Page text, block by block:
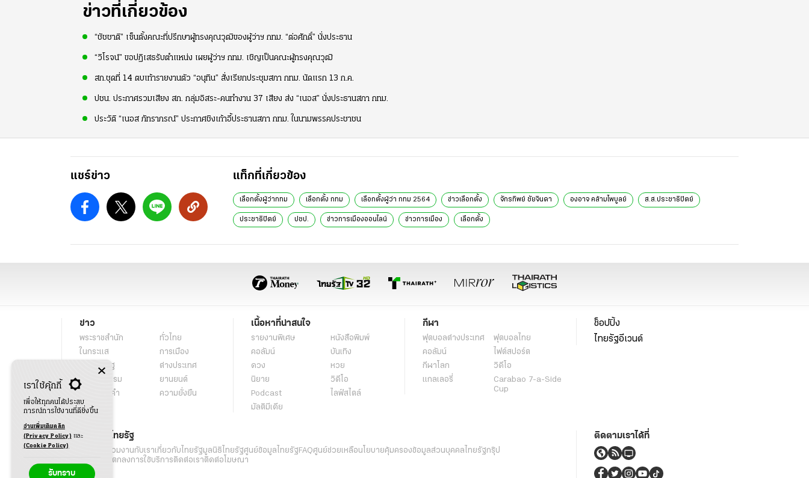
ข่าวที่เกี่ยวข้อง
“ชัชชาติ” เซ็นตั้งคณะที่ปรึกษาผู้ทรงคุณวุฒิของผู้ว่าฯ กทม. “ต่อศักดิ์” นั่งประธาน
“วิโรจน์” ขอปฏิเสธรับตำแหน่ง เผยผู้ว่าฯ กทม. เชิญเป็นคณะผู้ทรงคุณวุฒิ
สก.ชุดที่ 14 ตบเท้ารายงานตัว “อนุทิน” สั่งเรียกประชุมสภา กทม. นัดแรก 13 ก.ค.
ปชน. ประกาศรวมเสียง สก. กลุ่มอิสระ-คนทำงาน 37 เสียง ส่ง “เนอส” นั่งประธานสภา กทม.
ประวัติ “เนอส ภัทราภรณ์” ประกาศชิงเก้าอี้ประธานสภา กทม. ในนามพรรคประชาชน
แชร์ข่าว แท็กที่เกี่ยวข้อง
เลือกตั้งผู้ว่ากทม เลือกตั้ง กทม เลือกตั้งผู้ว่า กทม 2564 ข่าวเลือกตั้ง จักรทิพย์ ชัยจินดา องอาจ คล้ามไพบูลย์ ส.ส.ประชาธิปัตย์
ประชาธิปัตย์ ปชป. ข่าวการเมืองออนไลน์ ข่าวการเมือง เลือกตั้ง
ข่าว
พระราชสำนัก
ทั่วไทย
ในกระแส
การเมือง
นโยบายรัฐ
ต่างประเทศ
อาชญากรรม
ยานยนต์
ราคาทองคำ
ความยั่งยืน
เนื้อหาที่น่าสนใจ
รายงานพิเศษ
หนังสือพิมพ์
คอลัมน์
บันเทิง
ดวง
หวย
นิยาย
วิดีโอ
Podcast
ไลฟ์สไตล์
มัลติมีเดีย
กีฬา
ฟุตบอลต่่างประเทศ
ฟุตบอลไทย
คอลัมน์
ไฟต์สปอร์ต
กีฬาโลก
วิดีโอ
แกลเลอรี่
Carabao 7-a-Side
Cup
ช็อปปิ้ง
ไทยรัฐอีเวนต์
เกี่ยวกับไทยรัฐ
ร่วมงานกับเราเกี่ยวกับไทยรัฐมูลนิธิไทยรัฐศูนย์ข้อมูลไทยรัฐFAQศูนย์ช่วยเหลือนโยบายคุ้มครองข้อมูลส่วนบุคคลไทยรัฐกรุ๊ป
เงื่อนไขข้อตกลงการใช้บริการติดต่อเราติดต่อโฆษณา
ติดตามเราได้ที่
เราใช้คุ้กกี้
เพื่อให้ทุกคนได้ประสบ
การณ์การใช้งานที่ดียิ่งขึ้น
อ่านเพิ่มเติมคลิก
(Privacy Policy) และ
(Cookie Policy)
รับทราบ